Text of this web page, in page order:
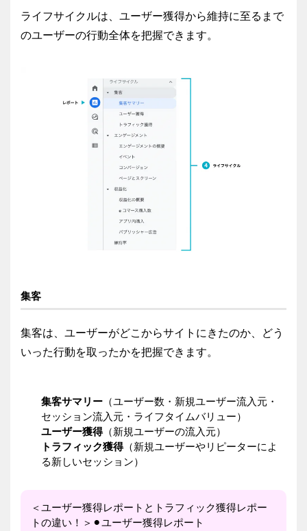
ライフサイクルは、ユーザー獲得から維持に至るまで
のユーザーの行動全体を把握できます。
集客
集客は、ユーザーがどこからサイトにきたのか、どう
いった行動を取ったかを把握できます。
集客サマリー （ユーザー数・新規ユーザー流入元・
セッション流入元・ライフタイムバリュー）
ユーザー獲得（新規ユーザーの流入元）
トラフィック獲得（新規ユーザーやリピーターによ
る新しいセッション）
＜ユーザー獲得レポートとトラフィック獲得レポー
トの違い！＞⚫︎ユーザー獲得レポート